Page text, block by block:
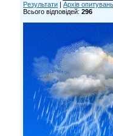
Результати | Архів опитувань
Всього відповідей: 296